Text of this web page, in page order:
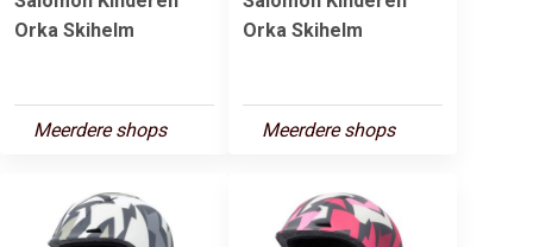
Orka Skihelm
Meerdere shops
Orka Skihelm
Meerdere shops